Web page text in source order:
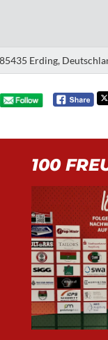
Erding,
100